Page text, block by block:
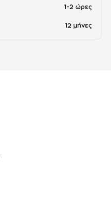
1-2 ώρες
12 μήνες